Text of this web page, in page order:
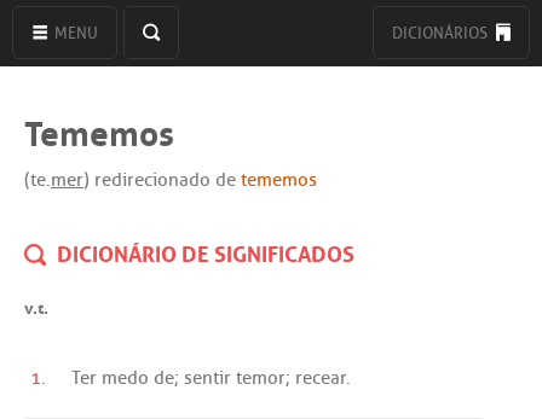
MENU DICIONÁRIOS
Tememos
(te.mer) redirecionado de tememos
DICIONÁRIO DE SIGNIFICADOS
v.t.
1. Ter medo de; sentir temor; recear.